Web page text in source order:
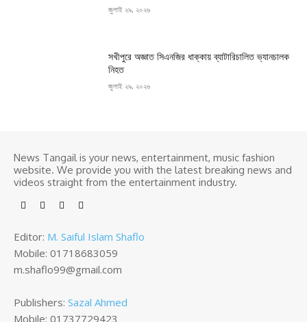
জুলাই ২৯, ২০২৬
সখীপুরে অজ্ঞাত সিএনজির ধাক্কায় ব্যাটারিচালিত ভ্যানচালক
নিহত
জুলাই ২৯, ২০২৬
News Tangail is your news, entertainment, music fashion
website. We provide you with the latest breaking news and
videos straight from the entertainment industry.
Editor: M. Saiful Islam Shaflo
Mobile: 01718683059
m.shaflo99@gmail.com
Publishers: Sazal Ahmed
Mobile: 01737729423